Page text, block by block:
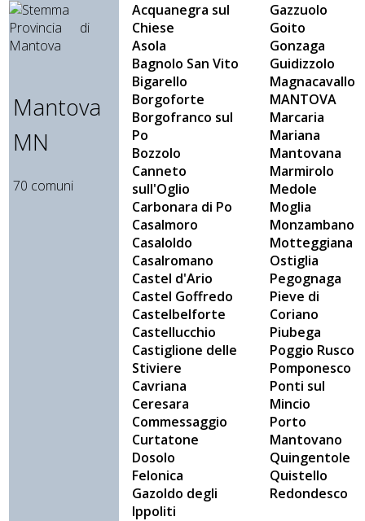
Mantova
MN
70 comuni
Acquanegra sul
Chiese
Asola
Bagnolo San Vito
Bigarello
Borgoforte
Borgofranco sul
Po
Bozzolo
Canneto
sull'Oglio
Carbonara di Po
Casalmoro
Casaloldo
Casalromano
Castel d'Ario
Castel Goffredo
Castelbelforte
Castellucchio
Castiglione delle
Stiviere
Cavriana
Ceresara
Commessaggio
Curtatone
Dosolo
Felonica
Gazoldo degli
Ippoliti
Gazzuolo
Goito
Gonzaga
Guidizzolo
Magnacavallo
MANTOVA
Marcaria
Mariana
Mantovana
Marmirolo
Medole
Moglia
Monzambano
Motteggiana
Ostiglia
Pegognaga
Pieve di
Coriano
Piubega
Poggio Rusco
Pomponesco
Ponti sul
Mincio
Porto
Mantovano
Quingentole
Quistello
Redondesco